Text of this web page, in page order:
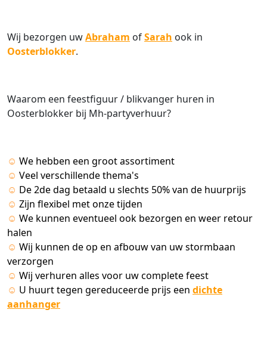
Wij bezorgen uwAbraham ofSarah ook in
Oosterblokker.
Waarom een feestfiguur / blikvanger huren in
Oosterblokker bij Mh-partyverhuur?
☺ We hebben een groot assortiment
☺ Veel verschillende thema's
☺ De 2de dag betaald u slechts 50% van de huurprijs
☺ Zijn flexibel met onze tijden
☺ We kunnen eventueel ook bezorgen en weer retour
halen
☺ Wij kunnen de op en afbouw van uw stormbaan
verzorgen
☺ Wij verhuren alles voor uw complete feest
☺ U huurt tegen gereduceerde prijs een dichte
aanhanger